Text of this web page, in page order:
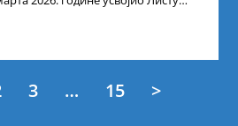
3 … 15 >